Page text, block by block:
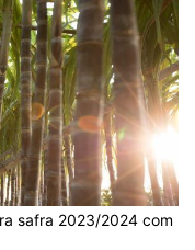
safra 2023/2024 com